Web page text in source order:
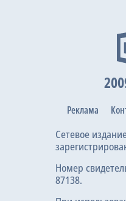
Реклама
Сетевое
Номер
87138.